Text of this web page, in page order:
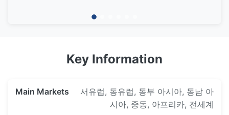
2 세 유압 호스 주름을 잡는 기계는 나옵니다.
Key Information
Main Markets
서유럽, 동유럽, 동부 아시아, 동남 아
시아, 중동, 아프리카, 전세계